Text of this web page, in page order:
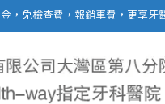
，免檢查費，報銷車費，更享牙